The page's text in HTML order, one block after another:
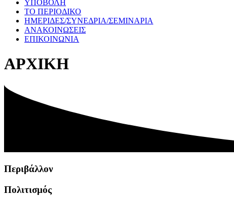
ΥΠΟΒΟΛΗ
ΤΟ ΠΕΡΙΟΔΙΚΟ
ΗΜΕΡΙΔΕΣ/ΣΥΝΕΔΡΙΑ/ΣΕΜΙΝΑΡΙΑ
ΑΝΑΚΟΙΝΩΣΕΙΣ
ΕΠΙΚΟΙΝΩΝΙΑ
ΑΡΧΙΚΗ
Περιβάλλον
Πολιτισμός